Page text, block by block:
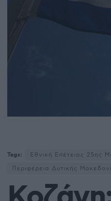
Tags: Εθνική Επέτειος 25ης
Περιφέρεια Δυτικής